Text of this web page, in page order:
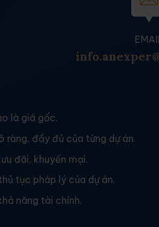
là giá gốc.
ràng, đầy đủ của từng dự án.
đãi, khuyến mại.
tục pháp lý của dự án.
năng tài chính.